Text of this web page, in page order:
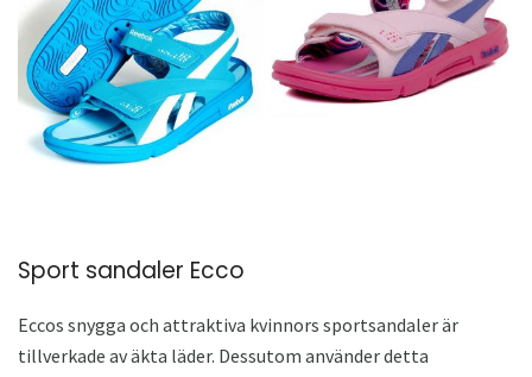
Sport sandaler Ecco
Eccos snygga och attraktiva kvinnors sportsandaler är
tillverkade av äkta läder. Dessutom använder detta